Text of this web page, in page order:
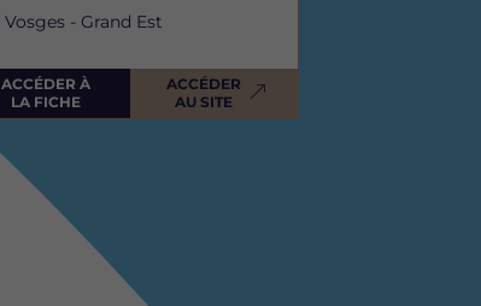
Vosges - Grand Est
ACCÉDER À
LA FICHE
ACCÉDER
AU SITE